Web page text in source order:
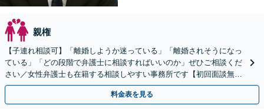
親権
【子連れ相談可】「離婚しようか迷っている」「離婚されそうになっ
ている」「どの段階で弁護士に相談すればいいのか」ぜひご相談くだ
さい／女性弁護士も在籍する相談しやすい事務所です【初回面談無
料】【夜間土日面談可（要予約）】【法テラス可】
料金表を見る